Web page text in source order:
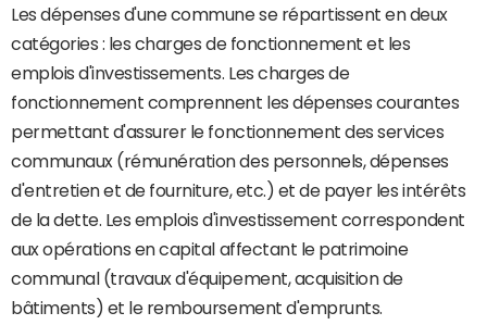
Les dépenses d'une commune se répartissent en deux
catégories : les charges de fonctionnement et les
emplois d'investissements. Les charges de
fonctionnement comprennent les dépenses courantes
permettant d'assurer le fonctionnement des services
communaux (rémunération des personnels, dépenses
d'entretien et de fourniture, etc.) et de payer les intérêts
de la dette. Les emplois d'investissement correspondent
aux opérations en capital affectant le patrimoine
communal (travaux d'équipement, acquisition de
bâtiments) et le remboursement d'emprunts.